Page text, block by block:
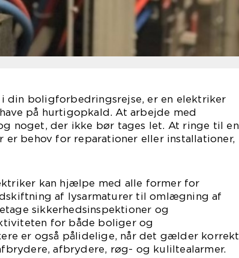
din boligforbedringsrejse, er en elektriker
på hurtigopkald. At arbejde med
noget, der ikke bør tages let. At ringe til en
behov for reparationer eller installationer,
kan hjælpe med alle former for
af lysarmaturer til omlægning af
sikkerhedsinspektioner og
for både boliger og
er også pålidelige, når det gælder korrekt
afbrydere, røg- og kuliltealarmer.